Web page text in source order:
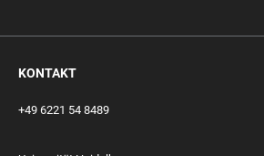
KONTAKT
+49 6221 54 8489